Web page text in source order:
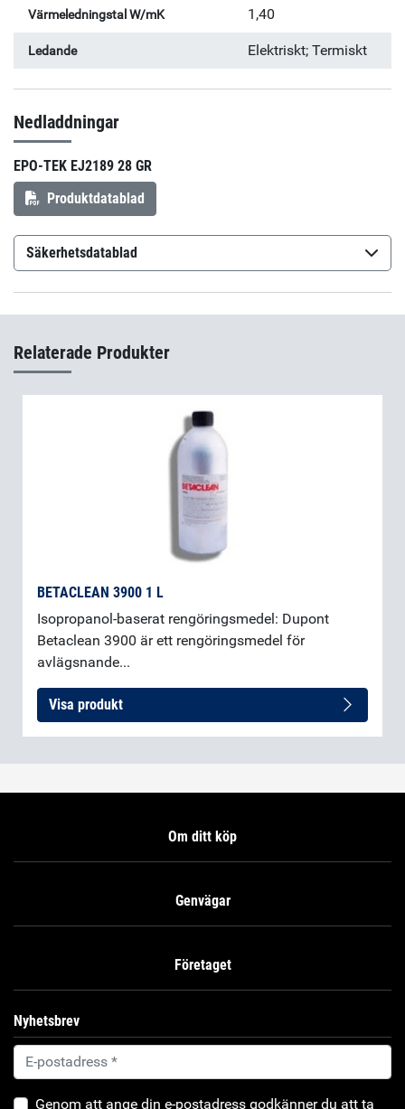
Värmeledningstal W/mK 1,40
Ledande Elektriskt; Termiskt
Nedladdningar
EPO-TEK EJ2189 28 GR
Produktdatablad
Säkerhetsdatablad
Epo-Tek EJ2189 Part A (sv-SE)
Relaterade Produkter
BETACLEAN 3900 1 L
Isopropanol-baserat rengöringsmedel: Dupont
Betaclean 3900 är ett rengöringsmedel för
avlägsnande...
Visa produkt
Om ditt köp
Genvägar
Företaget
Nyhetsbrev
Genom att ange din e-postadress godkänner du att ta